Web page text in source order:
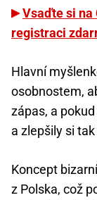
Vsaďte si na
registraci
Hlavní
osobnostem,
zápas, a
a zlepšily si
Koncept
z Polska, což